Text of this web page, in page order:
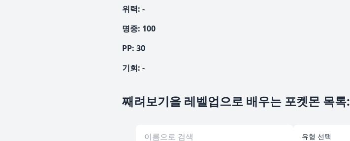
위력: -
명중: 100
PP: 30
기회: -
째려보기을 레벨업으로 배우는 포켓몬 목록: